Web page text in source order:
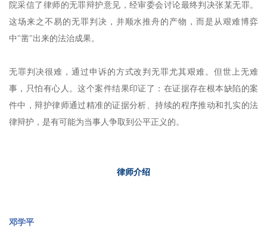
院采信了律师的无罪辩护意见，经审委会讨论最终判决张某无罪。
这场来之不易的无罪判决，并顺水推舟的产物，而是从艰难博弈
中"凿"出来的法治成果。
无罪判决很难，通过申诉的方式改判无罪尤其艰难。但世上无难
事，只怕有心人。这个案件结果印证了：在证据存在根本缺陷的案
件中，辩护律师通过精准的证据分析、持续的程序推动和扎实的法
律辩护，是有可能为当事人争取到公平正义的。
律师介绍
邓学平